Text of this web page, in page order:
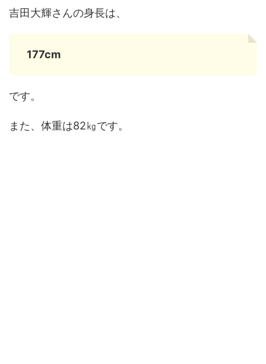
吉田大輝さんの身長は、
177cm
です。
また、体重は82㎏です。